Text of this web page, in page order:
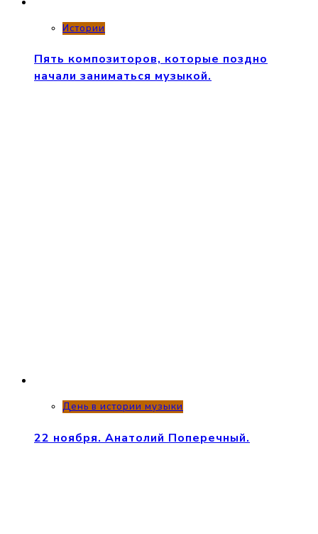
Истории
Пять композиторов, которые поздно
начали заниматься музыкой.
День в истории музыки
22 ноября. Анатолий Поперечный.